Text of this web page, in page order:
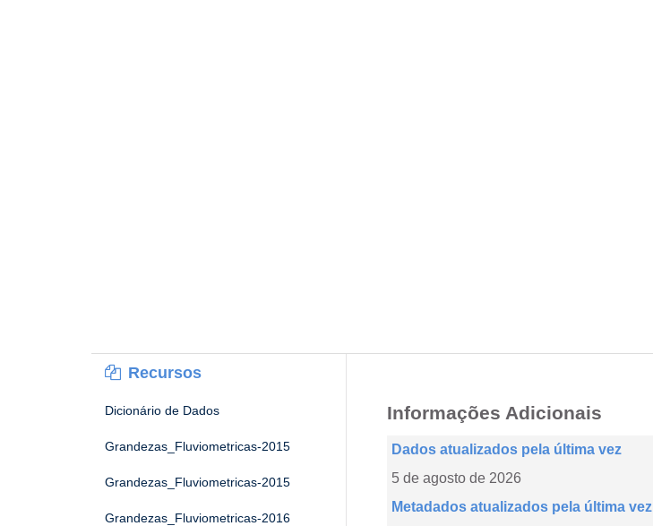
Recursos
Dicionário de Dados
Grandezas_Fluviometricas-2015
Grandezas_Fluviometricas-2015
Grandezas_Fluviometricas-2016
Informações Adicionais
Dados atualizados pela última vez
5 de agosto de 2026
Metadados atualizados pela última vez